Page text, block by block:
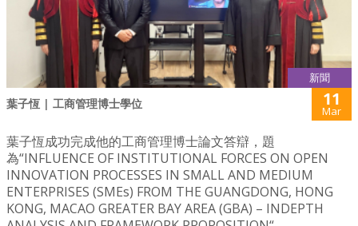
新聞
葉子恆 | 工商管理博士學位 11
Mar
葉子恆成功完成他的工商管理博士論文答辯，題
為“INFLUENCE OF INSTITUTIONAL FORCES ON OPEN
INNOVATION PROCESSES IN SMALL AND MEDIUM
ENTERPRISES (SMEs) FROM THE GUANGDONG, HONG
KONG, MACAO GREATER BAY AREA (GBA) – INDEPTH